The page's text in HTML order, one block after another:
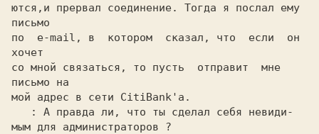
ются,и прервал соединение. Тогда я послал ему
письмо
по  e-mail, в  котором  сказал, что  если  он
хочет
со мной связаться, то пусть  отправит  мне
письмо на
мой адрес в сети CitiBank'а.
: А правда ли, что ты сделал себя невиди-
мым для администраторов ?